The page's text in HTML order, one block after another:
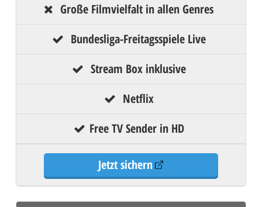
Große Filmvielfalt in allen Genres
Bundesliga-Freitagsspiele Live
Stream Box inklusive
Netflix
Free TV Sender in HD
Jetzt sichern